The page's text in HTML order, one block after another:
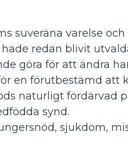
suveräna varelse
redan blivit
göra för att ändra
en förutbestämd att
naturligt fördärvad
synd.
sjukdom,